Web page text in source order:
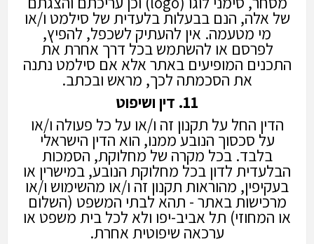
של אלה, הנם בבעלות בלעדית של סילמט ו/או
מי מטעמה. אין להעתיק לשכפל, להפיץ,
לפרסם או להשתמש בכל דרך אחרת את
התכנים המופיעים באתר אלא אם סילמט נתנה
את הסכמתה לכך, מראש ובכתב.
11. דין ושיפוט
הדין החל על תקנון זה ו/או על כל פעולה ו/או
על סכסוך הנובע ממנו, הוא הדין הישראלי
בלבד. בכל מקרה של מחלוקת, הסמכות
הבלעדית לדון בכל מחלוקת הנובע, במישרין או
בעקיפין, מהוראות תקנון זה ו/או מהשימוש ו/או
מרכישות באתר - תהא לבתי המשפט (השלום
או המחוזי) תל אביב-יפו ולא לכל בית משפט או
ערכאה שיפוטית אחרת.